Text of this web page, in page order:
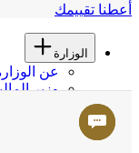
أعطنا تقييمك
الوزارة
عن
وزير